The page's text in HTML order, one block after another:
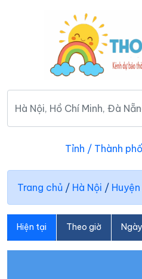
Tỉnh / Thành phố
Trang chủ / Hà Nội /
Hiện tại Theo giờ